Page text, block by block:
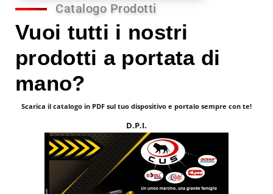
Catalogo Prodotti
Vuoi tutti i nostri
prodotti a portata di
mano?
Scarica il catalogo in PDF sul tuo dispositivo e portalo sempre con te!
D.P.I.